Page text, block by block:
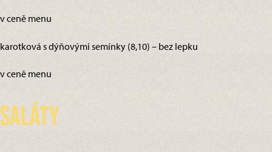
v ceně menu
karotková s dýňovými semínky (8,10) – bez lepku
v ceně menu
Saláty